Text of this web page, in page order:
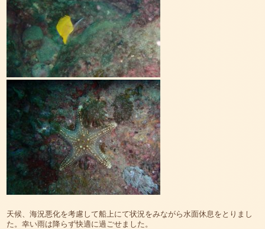
天候、海況悪化を考慮して船上にて状況をみながら水面休息をとりまし
た。幸い雨は降らず快適に過ごせました。